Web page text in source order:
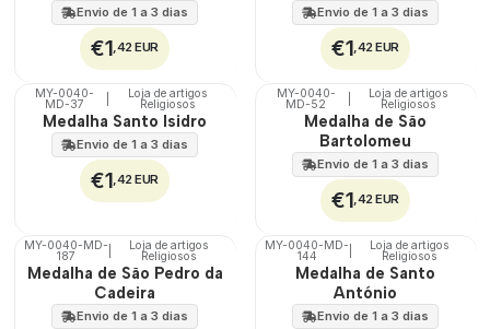
Envio de 1 a 3 dias
€1,42 EUR
Envio de 1 a 3 dias
€1,42 EUR
🇵🇹
100%
MY-0040-
MD-37
Loja de artigos
Religiosos
Medalha Santo Isidro
Envio de 1 a 3 dias
€1,42 EUR
🇵🇹
100%
MY-0040-
MD-52
Loja de artigos
Religiosos
Medalha de São
Bartolomeu
Envio de 1 a 3 dias
€1,42 EUR
🇵🇹
100%
MY-0040-MD-
187
Loja de artigos
Religiosos
Medalha de São Pedro da
Cadeira
Envio de 1 a 3 dias
🇵🇹
100%
MY-0040-MD-
144
Loja de artigos
Religiosos
Medalha de Santo
António
Envio de 1 a 3 dias